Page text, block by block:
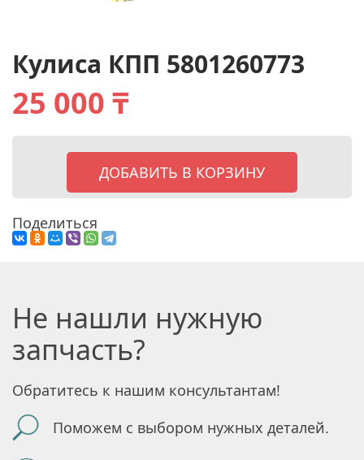
Кулиса КПП 5801260773
25 000 ₸
ДОБАВИТЬ В КОРЗИНУ
Поделиться
Не нашли нужную
запчасть?
Обратитесь к нашим консультантам!
Поможем с выбором нужных деталей.